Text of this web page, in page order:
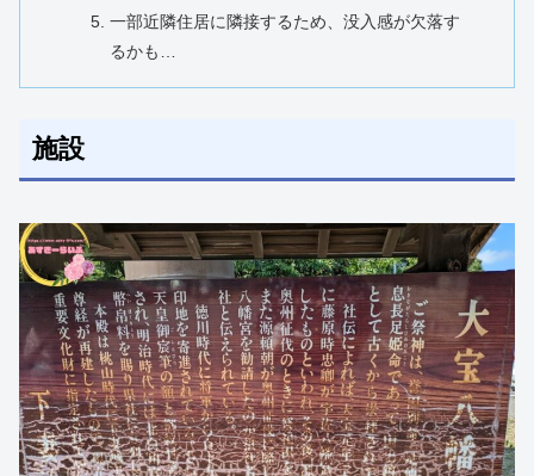
一部近隣住居に隣接するため、没入感が欠落す
るかも…
施設